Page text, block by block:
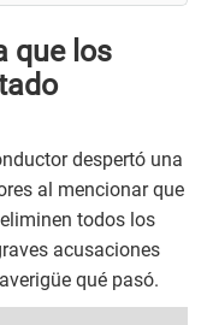
que los
despertó una
al mencionar que
todos los
acusaciones
qué pasó.